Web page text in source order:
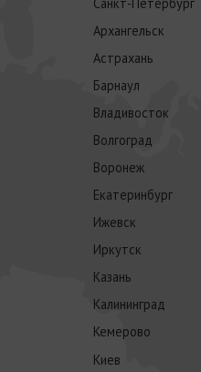
Архангельск
Астрахань
Барнаул
Владивосток
Волгоград
Воронеж
Екатеринбург
Ижевск
Иркутск
Казань
Калининград
Кемерово
Киев